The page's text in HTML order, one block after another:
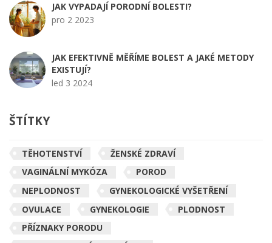
JAK VYPADAJÍ PORODNÍ BOLESTI?
pro 2 2023
JAK EFEKTIVNĚ MĚŘÍME BOLEST A JAKÉ METODY
EXISTUJÍ?
led 3 2024
ŠTÍTKY
TĚHOTENSTVÍ
ŽENSKÉ ZDRAVÍ
VAGINÁLNÍ MYKÓZA
POROD
NEPLODNOST
GYNEKOLOGICKÉ VYŠETŘENÍ
OVULACE
GYNEKOLOGIE
PLODNOST
PŘÍZNAKY PORODU